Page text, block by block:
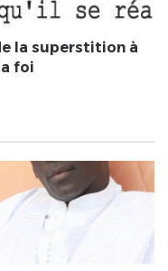
la superstition à
foi